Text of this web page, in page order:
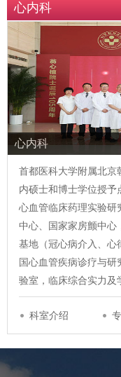
心内科
心内科
首都医科大学附属北京
内硕士和博士学位授予
心血管临床药理实验研
中心、国家家房颤中心
基地（冠心病介入、心
国心血管疾病诊疗与
验室，临床综合实力及
科室介绍